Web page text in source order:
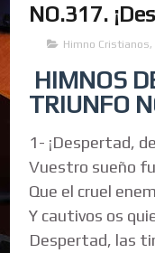
NO.317.
Himno Cristianos,
HIMNOS
TRIUNFO
1- ¡Despertad,
Vuestro sueño
Que el cruel
Y cautivos os
Despertad, las